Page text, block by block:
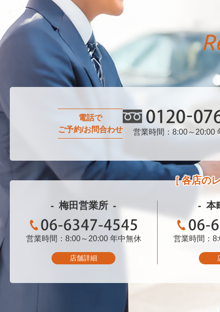
電話で
ご予約/お問合わせ
0120-076-750
営業時間：8:00～20:00
各店の
梅田営業所
06-6347-4545
営業時間：8:00～20:00 年中無休
店舗詳細
本
営業時間：